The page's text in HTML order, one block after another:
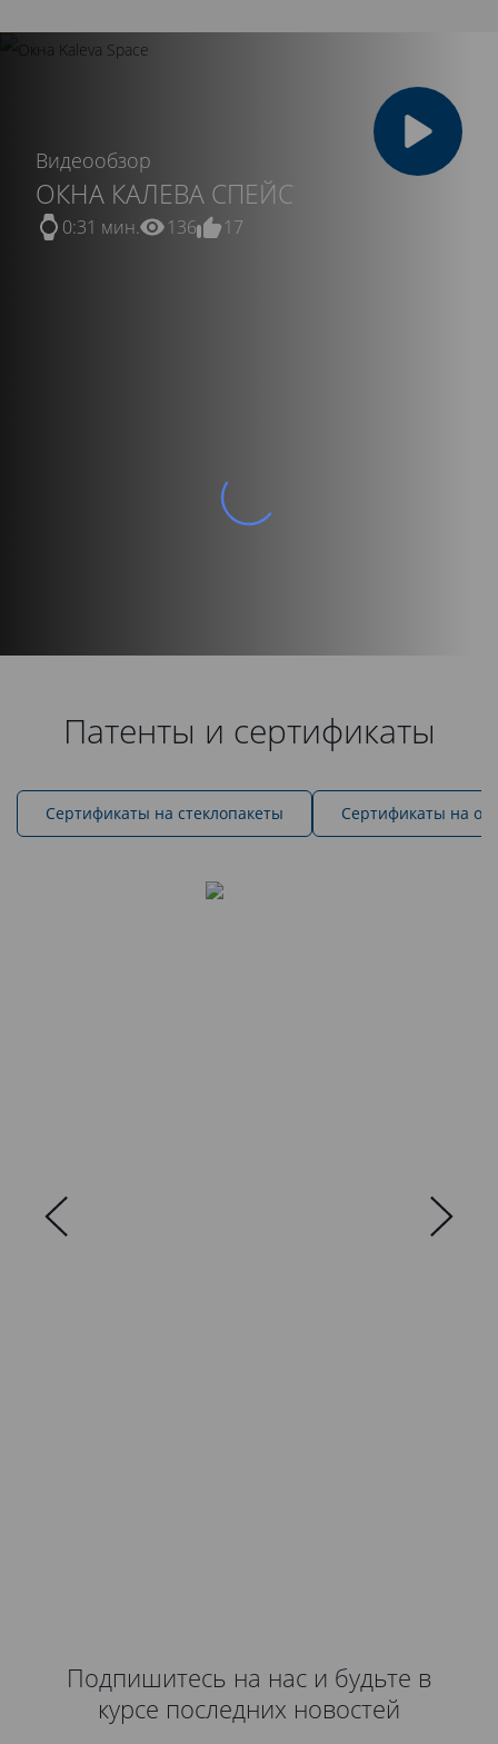
Видеообзор
ОКНА КАЛЕВА СПЕЙС
0:31 мин. 136 17
Патенты и сертификаты
Cертификаты на стеклопакеты Сертификаты на
Подпишитесь на нас и будьте в
курсе последних новостей